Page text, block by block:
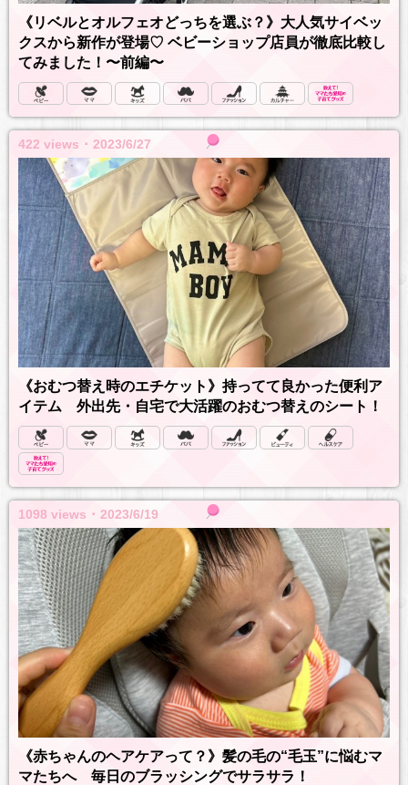
《リベルとオルフェオどっちを選ぶ？》大人気サイベッ
クスから新作が登場♡ ベビーショップ店員が徹底比較し
てみました！〜前編〜
422 views ･ 2023/6/27
《おむつ替え時のエチケット》持ってて良かった便利ア
イテム 外出先・自宅で大活躍のおむつ替えのシート！
1098 views ･ 2023/6/19
《赤ちゃんのヘアケアって？》髪の毛の“毛玉”に悩むマ
マたちへ 毎日のブラッシングでサラサラ！